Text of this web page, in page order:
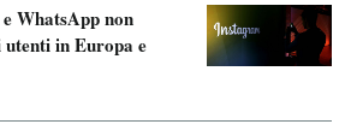
Ok Boomer!
WhatsApp non
in Europa e